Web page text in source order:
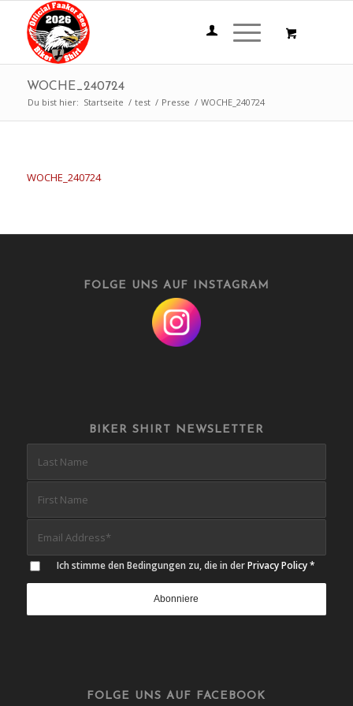
WOCHE_240724
Du bist hier: Startseite / test / Presse / WOCHE_240724
WOCHE_240724
FOLGE UNS AUF INSTAGRAM
BIKER SHIRT NEWSLETTER
Ich stimme den Bedingungen zu, die in derPrivacy Policy *
FOLGE UNS AUF FACEBOOK